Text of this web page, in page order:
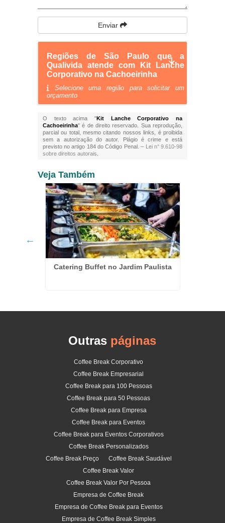
Enviar
Regiões de São Paulo que a
Qualivida atende com Kit Lanche
Corporativo na Cachoeirinha
Selecione uma região para solicitar um
orçamento
O texto acima "Kit Lanche Corporativo na
Cachoeirinha" é de direito reservado. Sua reprodução,
parcial ou total, mesmo citando nossos links, é proibida
sem a autorização do autor. Plágio é crime e está
previsto no artigo 184 do Código Penal. – Lei n° 9.610-98
sobre direitos autorais
Veja Também
Catering Buffet no Jardim Paulista
Outras páginas
Coffee Break Corporativo
Coffee Break Empresarial
Coffee Break para 100 Pessoas
Coffee Break para 50 Pessoas
Coffee Break para Empresa
Coffee Break para Eventos
Coffee Break para Eventos Corporativos
Coffee Break Personalizados
Coffee Break Preço
Coffee Break Saudável
Coffee Break Valor
Coffee Break Valor Por Pessoa
Empresa de Coffee Break
Empresa de Coffee Break para Eventos
Empresa de Coffee Break Simples